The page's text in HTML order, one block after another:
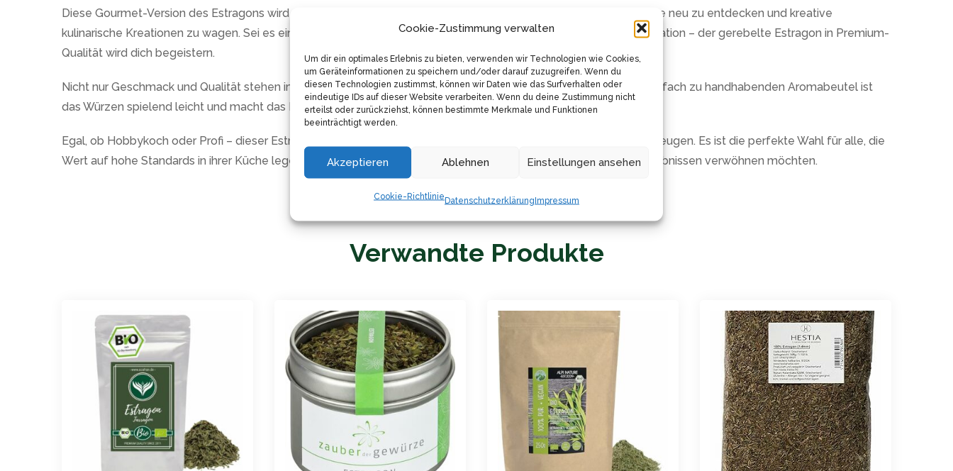
Cookie-Zustimmung verwalten
Um dir ein optimales Erlebnis zu bieten, verwenden wir Technologien wie Cookies,
um Geräteinformationen zu speichern und/oder darauf zuzugreifen. Wenn du
diesen Technologien zustimmst, können wir Daten wie das Surfverhalten oder
eindeutige IDs auf dieser Website verarbeiten. Wenn du deine Zustimmung nicht
erteilst oder zurückziehst, können bestimmte Merkmale und Funktionen
beeinträchtigt werden.
Akzeptieren Ablehnen Einstellungen ansehen
Cookie-RichtlinieDatenschutzerklärungImpressum
Diese Gourmet-Version des Estragons wird die Art, wie du kochst, verändern. Es lädt dich ein, traditionelle Rezepte neu zu entdecken und kreative
kulinarische Kreationen zu wagen. Sei es ein klassisches französisches Gericht oder eine experimentelle Eigenkreation – der gerebelte Estragon in Premium-
Qualität wird dich begeistern.
Nicht nur Geschmack und Qualität stehen im Vordergrund, sondern auch die Benutzerfreundlichkeit. Durch den einfach zu handhabenden Aromabeutel ist
das Würzen spielend leicht und macht das Kochen zu einem noch schöneren Erlebnis.
Egal, ob Hobbykoch oder Profi – dieser Estragon wird durch seine Vielseitigkeit und herausragende Qualität überzeugen. Es ist die perfekte Wahl für alle, die
Wert auf hohe Standards in ihrer Küche legen und sich und ihre Liebsten mit außergewöhnlichen Geschmackserlebnissen verwöhnen möchten.
Verwandte Produkte